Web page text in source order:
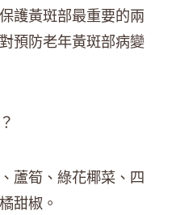
護黃斑部最重要的兩
預防老年黃斑部病變
蘆筍、綠花椰菜、四
甜椒。